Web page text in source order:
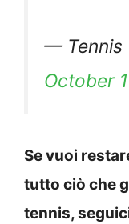
— Tennis
October
Se vuoi
tutto ciò che
tennis,